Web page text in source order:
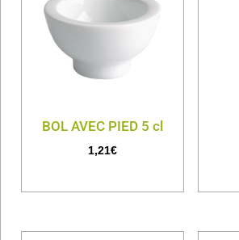
BOL AVEC PIED 5 cl
1,21€